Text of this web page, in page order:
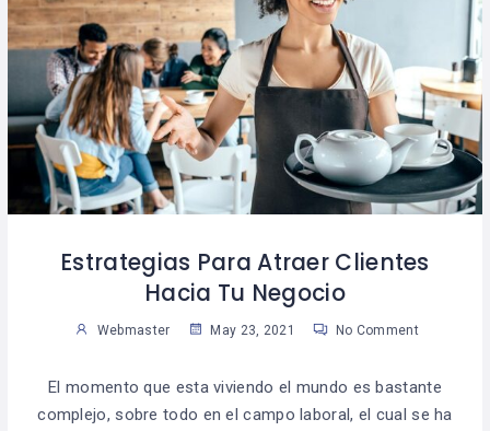
Estrategias Para Atraer Clientes
Hacia Tu Negocio
Webmaster May 23, 2021 No Comment
El momento que esta viviendo el mundo es bastante
complejo, sobre todo en el campo laboral, el cual se ha